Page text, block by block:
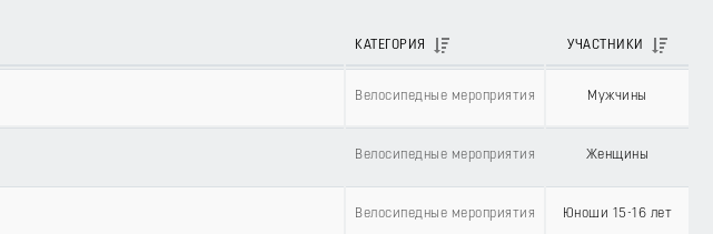
КАТЕГОРИЯ УЧАСТНИКИ
Велосипедные мероприятия Мужчины
Велосипедные мероприятия Женщины
Велосипедные мероприятия Юноши 15-16 лет